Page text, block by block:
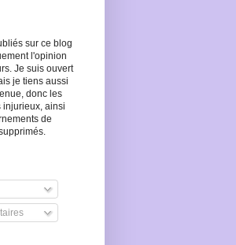
sur ce blog
l'opinion
Je suis ouvert
je tiens aussi
donc les
injurieux, ainsi
de